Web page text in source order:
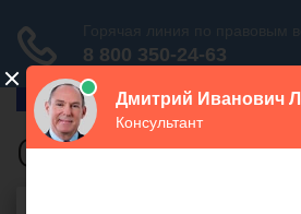
ГлавПрав
Оплата ндс